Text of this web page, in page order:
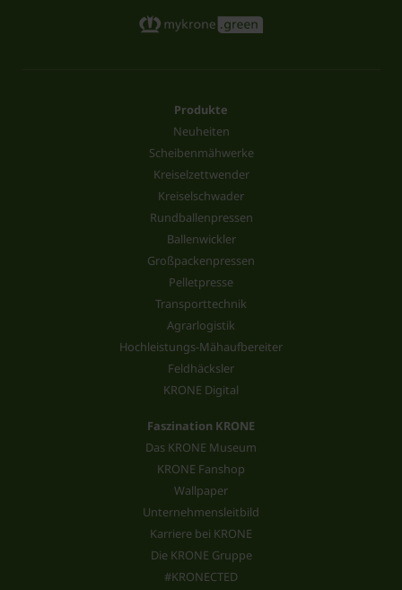
Produkte
Neuheiten
Scheibenmähwerke
Kreiselzettwender
Kreiselschwader
Rundballenpressen
Ballenwickler
Großpackenpressen
Pelletpresse
Transporttechnik
Agrarlogistik
Hochleistungs-Mähaufbereiter
Feldhäcksler
KRONE Digital
Faszination KRONE
Das KRONE Museum
KRONE Fanshop
Wallpaper
Unternehmensleitbild
Karriere bei KRONE
Die KRONE Gruppe
#KRONECTED